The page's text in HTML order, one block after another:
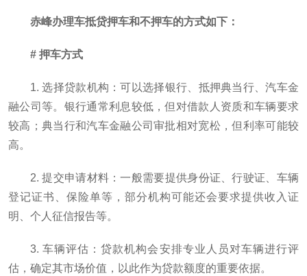
赤峰办理车抵贷押车和不押车的方式如下：
# 押车方式
1. 选择贷款机构：可以选择银行、抵押典当行、汽车金
融公司等。银行通常利息较低，但对借款人资质和车辆要求
较高；典当行和汽车金融公司审批相对宽松，但利率可能较
高。
2. 提交申请材料：一般需要提供身份证、行驶证、车辆
登记证书、保险单等，部分机构可能还会要求提供收入证
明、个人征信报告等。
3. 车辆评估：贷款机构会安排专业人员对车辆进行评
估，确定其市场价值，以此作为贷款额度的重要依据。